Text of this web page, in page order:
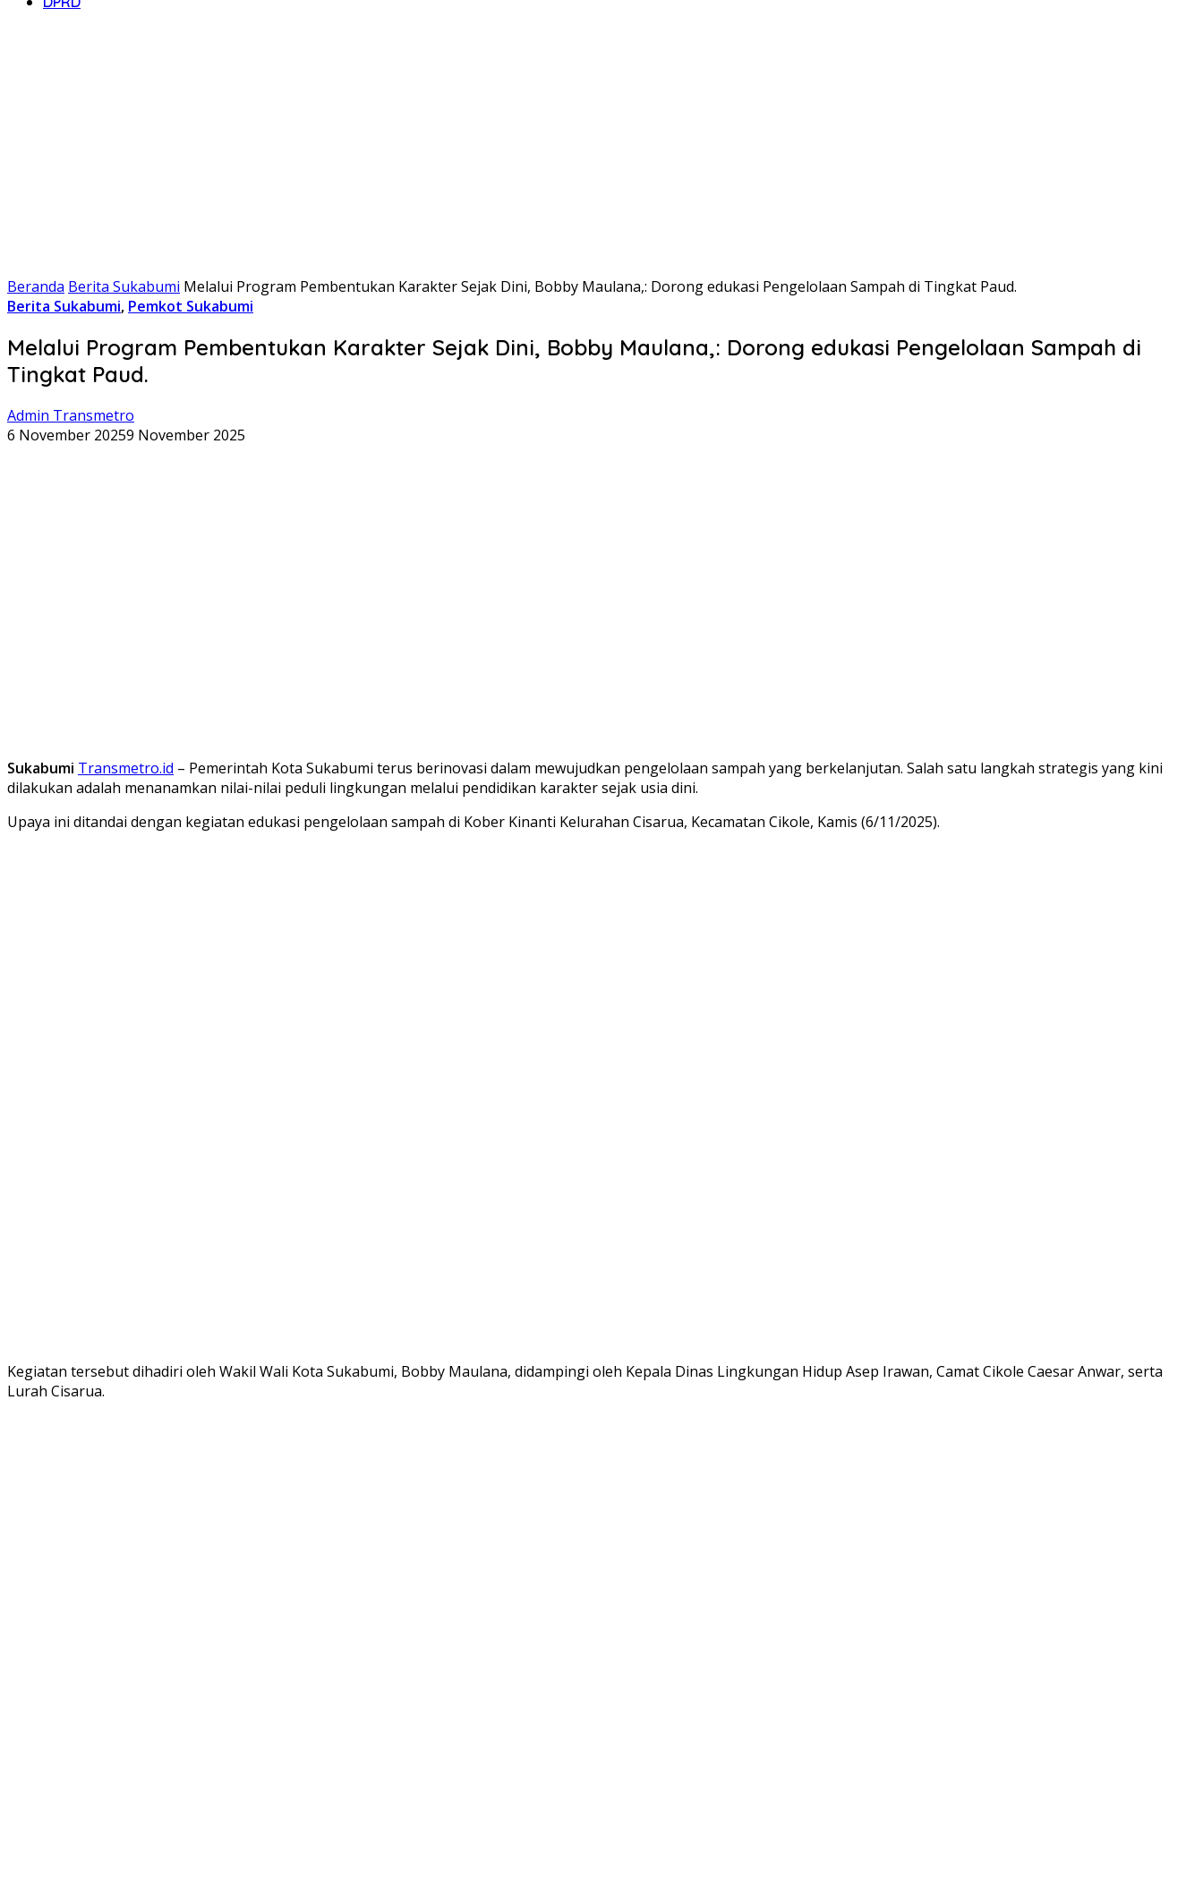
Beranda Berita Sukabumi Melalui Program Pembentukan Karakter Sejak Dini, Bobby Maulana,: Dorong edukasi Pengelolaan Sampah di Tingkat Paud.
Berita Sukabumi, Pemkot Sukabumi
Melalui Program Pembentukan Karakter Sejak Dini, Bobby Maulana,: Dorong edukasi Pengelolaan Sampah di
Tingkat Paud.
Admin Transmetro
6 November 20259 November 2025
Sukabumi Transmetro.id – Pemerintah Kota Sukabumi terus berinovasi dalam mewujudkan pengelolaan sampah yang berkelanjutan. Salah satu langkah strategis yang kini
dilakukan adalah menanamkan nilai-nilai peduli lingkungan melalui pendidikan karakter sejak usia dini.
Upaya ini ditandai dengan kegiatan edukasi pengelolaan sampah di Kober Kinanti Kelurahan Cisarua, Kecamatan Cikole, Kamis (6/11/2025).
Kegiatan tersebut dihadiri oleh Wakil Wali Kota Sukabumi, Bobby Maulana, didampingi oleh Kepala Dinas Lingkungan Hidup Asep Irawan, Camat Cikole Caesar Anwar, serta
Lurah Cisarua.